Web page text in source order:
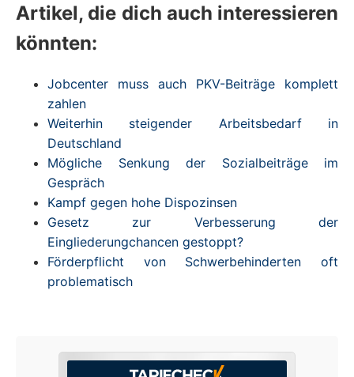
Artikel, die dich auch interessieren
könnten:
Jobcenter muss auch PKV-Beiträge komplett
zahlen
Weiterhin steigender Arbeitsbedarf in
Deutschland
Mögliche Senkung der Sozialbeiträge im
Gespräch
Kampf gegen hohe Dispozinsen
Gesetz zur Verbesserung der
Eingliederungchancen gestoppt?
Förderpflicht von Schwerbehinderten oft
problematisch